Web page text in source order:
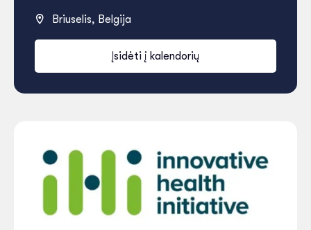
Briuselis, Belgija
Įsidėti į kalendorių